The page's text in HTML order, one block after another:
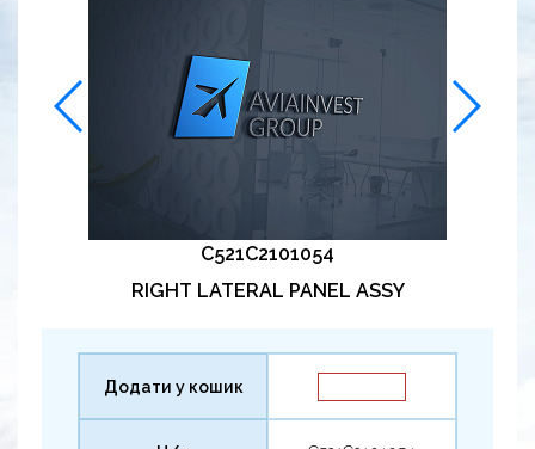
C521C2101054
RIGHT LATERAL PANEL ASSY
Додати у кошик